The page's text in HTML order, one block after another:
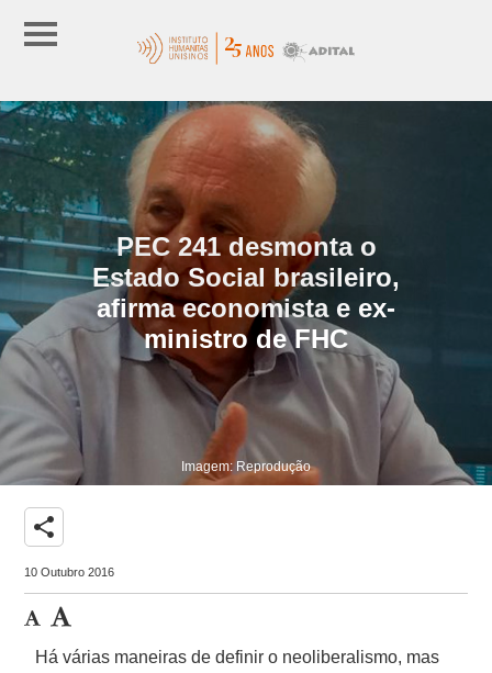
PEC 241 desmonta o
Estado Social brasileiro,
afirma economista e ex-
ministro de FHC
Imagem: Reprodução
share
10 Outubro 2016
Há várias maneiras de definir o neoliberalismo, mas